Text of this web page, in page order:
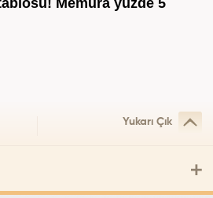
Yukarı Çık